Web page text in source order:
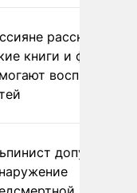
рассказали,
книги и фильмы
воспитывать
допустил